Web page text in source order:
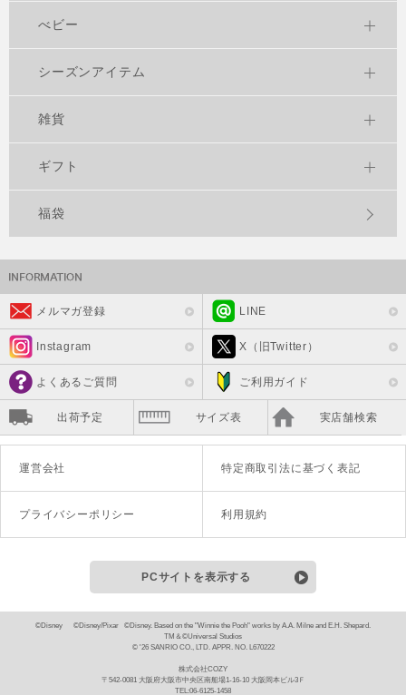
べビー
シーズンアイテム
雑貨
ギフト
福袋
メルマガ登録 LINE
Instagram X（旧Twitter）
よくあるご質問 ご利用ガイド
出荷予定 サイズ表 実店舗検索
運営会社 特定商取引法に基づく表記
プライバシーポリシー 利用規約
PCサイトを表示する
©Disney ©Disney/Pixar ©Disney. Based on the "Winnie the Pooh" works by A.A. Milne and E.H. Shepard.
TM＆©Universal Studios
© '26 SANRIO CO., LTD. APPR. NO. L670222
株式会社COZY
〒542-0081 大阪府大阪市中央区南船場1-16-10 大阪岡本ビル3Ｆ
TEL:06-6125-1458